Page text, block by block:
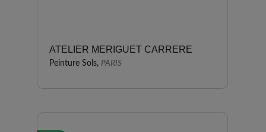
ATELIER MERIGUET CARRERE
Peinture Sols, PARIS